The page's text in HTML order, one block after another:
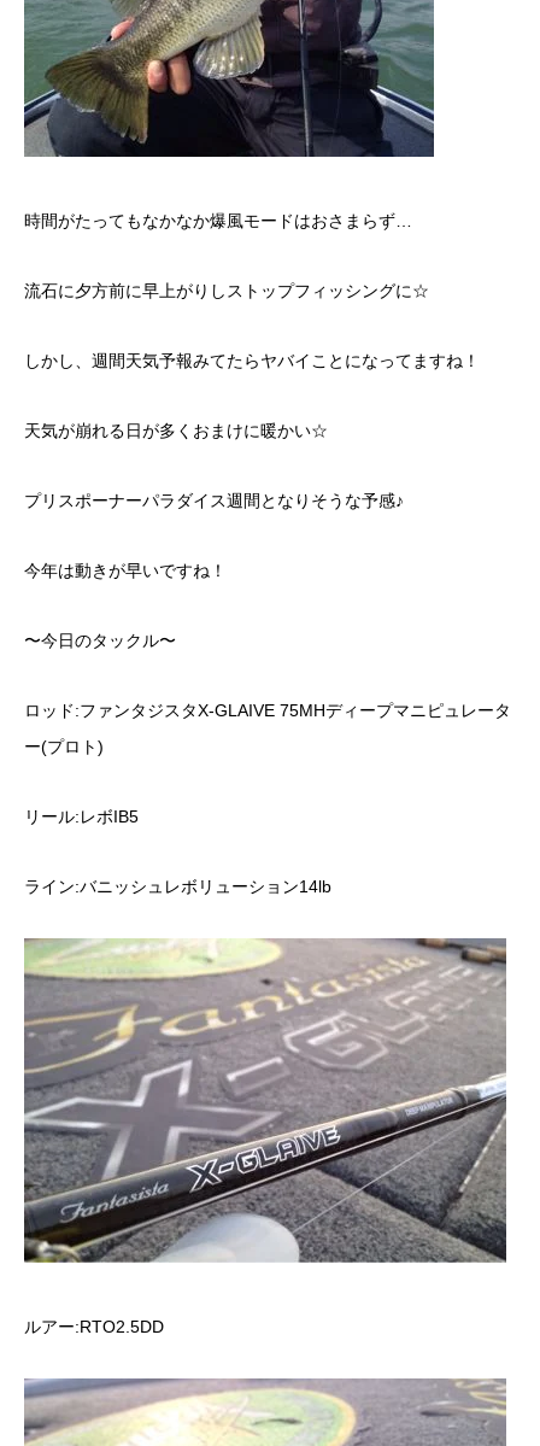
時間がたってもなかなか爆風モードはおさまらず…
流石に夕方前に早上がりしストップフィッシングに☆
しかし、週間天気予報みてたらヤバイことになってますね！
天気が崩れる日が多くおまけに暖かい☆
プリスポーナーパラダイス週間となりそうな予感♪
今年は動きが早いですね！
〜今日のタックル〜
ロッド:ファンタジスタX-GLAIVE 75MHディープマニピュレータ
ー(プロト)
リール:レボIB5
ライン:バニッシュレボリューション14lb
ルアー:RTO2.5DD